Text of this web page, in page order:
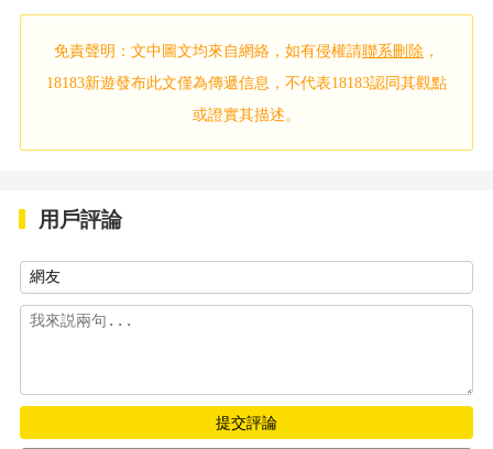
免責聲明：文中圖文均來自網絡，如有侵權請聯系刪除 ，
18183新遊發布此文僅為傳遞信息，不代表18183認同其觀點
或證實其描述。
用戶評論
提交評論